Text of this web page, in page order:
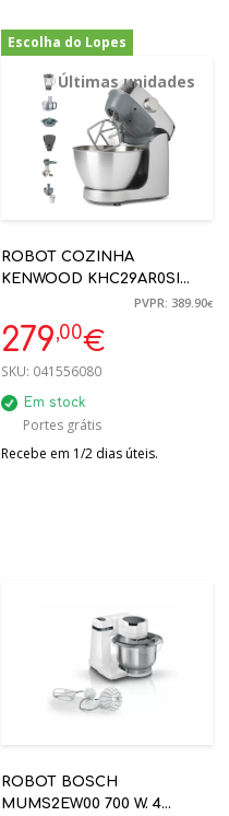
Escolha do Lopes
Últimas unidades
-28%
ROBOT COZINHA
KENWOOD KHC29AR0SI
1000W INOX C/ BALANÇA
PVPR: 389.90€
279,00€
SKU: 041556080
Em stock
Portes grátis
Recebe em 1/2 dias úteis.
ROBOT BOSCH
MUMS2EW00 700 W. 4